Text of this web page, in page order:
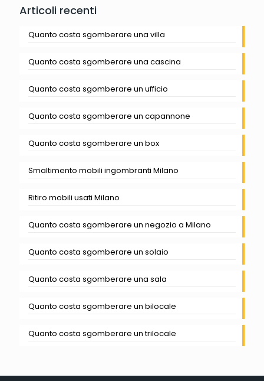
Articoli recenti
Quanto costa sgomberare una villa
Quanto costa sgomberare una cascina
Quanto costa sgomberare un ufficio
Quanto costa sgomberare un capannone
Quanto costa sgomberare un box
Smaltimento mobili ingombranti Milano
Ritiro mobili usati Milano
Quanto costa sgomberare un negozio a Milano
Quanto costa sgomberare un solaio
Quanto costa sgomberare una sala
Quanto costa sgomberare un bilocale
Quanto costa sgomberare un trilocale